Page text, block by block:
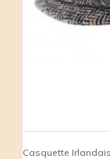
Casquette